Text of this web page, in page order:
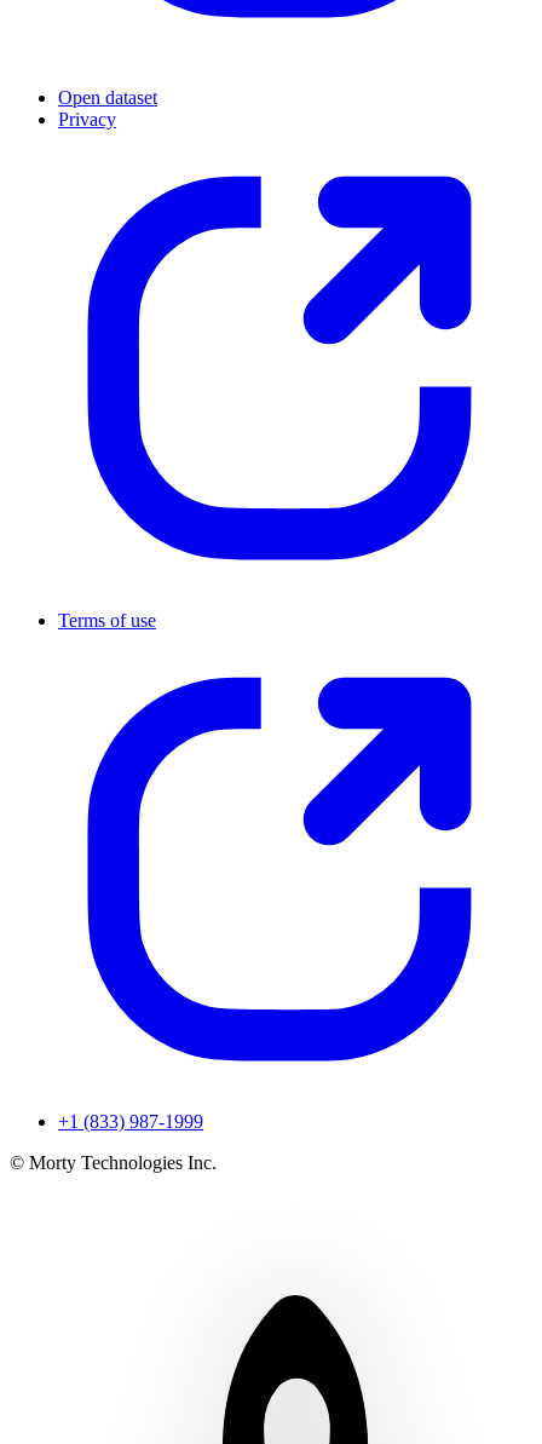
Open dataset
Privacy
Terms of use
+1 (833) 987-1999
© Morty Technologies Inc.